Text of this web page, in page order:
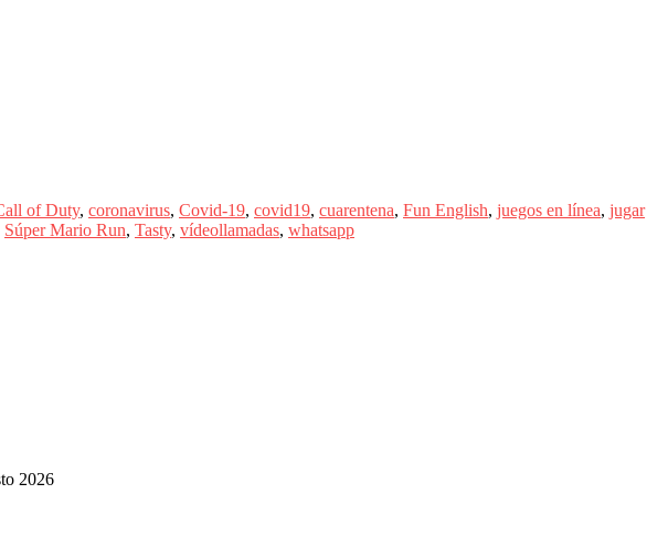
of Duty, coronavirus, Covid-19, covid19, cuarentena, Fun English, juegos en línea, jugar
Súper Mario Run, Tasty, vídeollamadas, whatsapp
2026